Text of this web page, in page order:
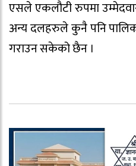
एसले एकलौटी रुपमा
अन्य दलहरुले कुनै पनि
गराउन सकेको छैन ।